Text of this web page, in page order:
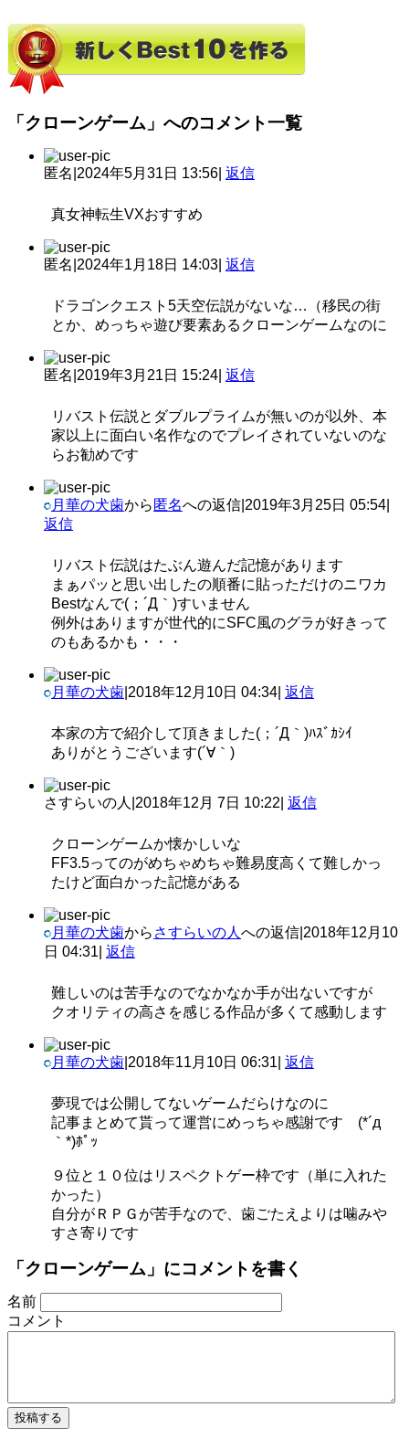
「クローンゲーム」へのコメント一覧
匿名 2024年5月31日 13:56 返信
真女神転生VXおすすめ
匿名 2024年1月18日 14:03 返信
ドラゴンクエスト5天空伝説がないな…（移民の街
とか、めっちゃ遊び要素あるクローンゲームなのに
匿名 2019年3月21日 15:24 返信
リバスト伝説とダブルプライムが無いのが以外、本
家以上に面白い名作なのでプレイされていないのな
らお勧めです
月華の犬歯から 匿名への返信 2019年3月25日 05:54
返信
リバスト伝説はたぶん遊んだ記憶があります
まぁパッと思い出したの順番に貼っただけのニワカ
Bestなんで(；´Д｀)すいません
例外はありますが世代的にSFC風のグラが好きって
のもあるかも・・・
月華の犬歯 2018年12月10日 04:34 返信
本家の方で紹介して頂きました(；´Д｀)ﾊｽﾞｶｼｲ
ありがとうございます(´∀｀)
さすらいの人 2018年12月 7日 10:22 返信
クローンゲームか懐かしいな
FF3.5ってのがめちゃめちゃ難易度高くて難しかっ
たけど面白かった記憶がある
月華の犬歯から さすらいの人 への返信 2018年12月10
日 04:31 返信
難しいのは苦手なのでなかなか手が出ないですが
クオリティの高さを感じる作品が多くて感動します
月華の犬歯 2018年11月10日 06:31 返信
夢現では公開してないゲームだらけなのに
記事まとめて貰って運営にめっちゃ感謝です (*´д
｀*)ﾎﾟｯ
９位と１０位はリスペクトゲー枠です（単に入れた
かった）
自分がＲＰＧが苦手なので、歯ごたえよりは噛みや
すさ寄りです
「クローンゲーム」にコメントを書く
名前
コメント